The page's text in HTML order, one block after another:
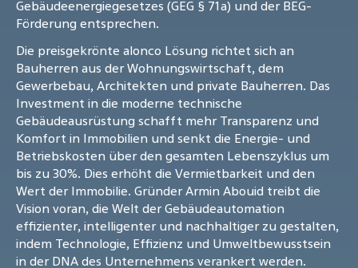
Gebäudeenergiegesetzes (GEG § 71a) und der BEG-
Förderung entsprechen.
Die preisgekrönte alonco Lösung richtet sich an
Bauherren aus der Wohnungswirtschaft, dem
Gewerbebau, Architekten und private Bauherren. Das
Investment in die moderne technische
Gebäudeausrüstung schafft mehr Transparenz und
Komfort in Immobilien und senkt die Energie- und
Betriebskosten über den gesamten Lebenszyklus um
bis zu 30%. Dies erhöht die Vermietbarkeit und den
Wert der Immobilie. Gründer Armin Abouid treibt die
Vision voran, die Welt der Gebäudeautomation
effizienter, intelligenter und nachhaltiger zu gestalten,
indem Technologie, Effizienz und Umweltbewusstsein
in der DNA des Unternehmens verankert werden.